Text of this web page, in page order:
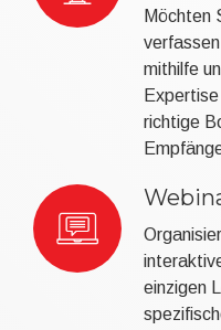
Möchten
mithilfe
richtige
einzigen